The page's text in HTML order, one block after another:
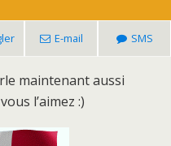
E-mail SMS
maintenant aussi
l’aimez :)